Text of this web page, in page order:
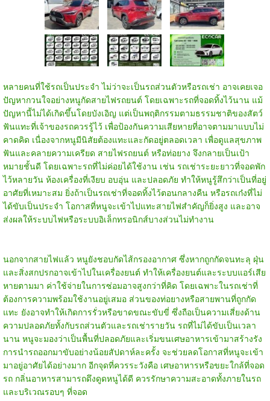
หลายคนที่ใช้รถเป็นประจำ ไม่ว่าจะเป็นรถส่วนตัวหรือรถเช่า อาจเคยเจอ
ปัญหากวนใจอย่างหนูกัดสายไฟรถยนต์ โดยเฉพาะรถที่จอดทิ้งไว้นาน แม้
ปัญหานี้ไม่ได้เกิดขึ้นโดยบังเอิญ แต่เป็นพฤติกรรมตามธรรมชาติของสัตว์
ฟันแทะที่เจ้าของรถควรรู้ไว้ เพื่อป้องกันความเสียหายที่อาจตามมาแบบไม่
คาดคิด เนื่องจากหนูมีนิสัยต้องแทะและกัดอยู่ตลอดเวลา เพื่อดูแลสุขภาพ
ฟันและคลายความเครียด สายไฟรถยนต์ หรือท่อยาง จึงกลายเป็นเป้า
หมายชั้นดี โดยเฉพาะรถที่ไม่ค่อยได้ใช้งาน เช่น รถเช่าระยะยาวที่จอดพัก
ไว้หลายวัน ห้องเครื่องที่เงียบ อบอุ่น และปลอดภัย ทำให้หนูรู้สึกว่าเป็นที่อยู่
อาศัยที่เหมาะสม ยิ่งถ้าเป็นรถเช่าที่จอดทิ้งไว้ตอนกลางคืน หรือรถเก๋งที่ไม่
ได้ขับเป็นประจำ โอกาสที่หนูจะเข้าไปแทะสายไฟสำคัญก็ยิ่งสูง และอาจ
ส่งผลให้ระบบไฟหรือระบบอิเล็กทรอนิกส์บางส่วนไม่ทำงาน
นอกจากสายไฟแล้ว หนูยังชอบกัดไส้กรองอากาศ ซึ่งหากถูกกัดจนทะลุ ฝุ่น
และสิ่งสกปรกอาจเข้าไปในเครื่องยนต์ ทำให้เครื่องยนต์และระบบแอร์เสีย
หายตามมา ค่าใช้จ่ายในการซ่อมอาจสูงกว่าที่คิด โดยเฉพาะในรถเช่าที่
ต้องการความพร้อมใช้งานอยู่เสมอ ส่วนของท่อยางหรือสายพานที่ถูกกัด
แทะ ยังอาจทำให้เกิดการรั่วหรือขาดขณะขับขี่ ซึ่งถือเป็นความเสี่ยงด้าน
ความปลอดภัยทั้งกับรถส่วนตัวและรถเช่ารายวันรถที่ไม่ได้ขับเป็นเวลา
นาน หนูจะมองว่าเป็นพื้นที่ปลอดภัยและเริ่มขนเศษอาหารเข้ามาสร้างรัง
การนำรถออกมาขับอย่างน้อยสัปดาห์ละครั้ง จะช่วยลดโอกาสที่หนูจะเข้า
มาอยู่อาศัยได้อย่างมาก อีกจุดที่ควรระวังคือ เศษอาหารหรือขยะใกล้ที่จอด
รถ กลิ่นอาหารสามารถดึงดูดหนูได้ดี ควรรักษาความสะอาดทั้งภายในรถ
และบริเวณรอบๆ ที่จอด